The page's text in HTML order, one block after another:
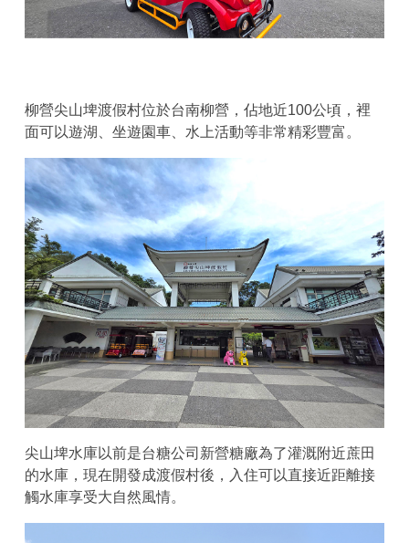
柳營尖山埤渡假村位於台南柳營，佔地近100公頃，裡
面可以遊湖、坐遊園車、水上活動等非常精彩豐富。
尖山埤水庫以前是台糖公司新營糖廠為了灌溉附近蔗田
的水庫，現在開發成渡假村後，入住可以直接近距離接
觸水庫享受大自然風情。